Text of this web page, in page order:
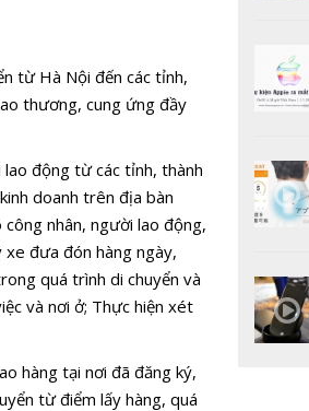
từ Hà Nội đến các tỉnh,
thương, cung ứng đầy
động từ các tỉnh, thành
doanh trên địa bàn
nhân, người lao động,
đưa đón hàng ngày,
quá trình di chuyển và
và nơi ở; Thực hiện xét
hàng tại nơi đã đăng ký,
từ điểm lấy hàng, quá